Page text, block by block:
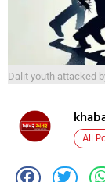
Dalit youth attacked
All